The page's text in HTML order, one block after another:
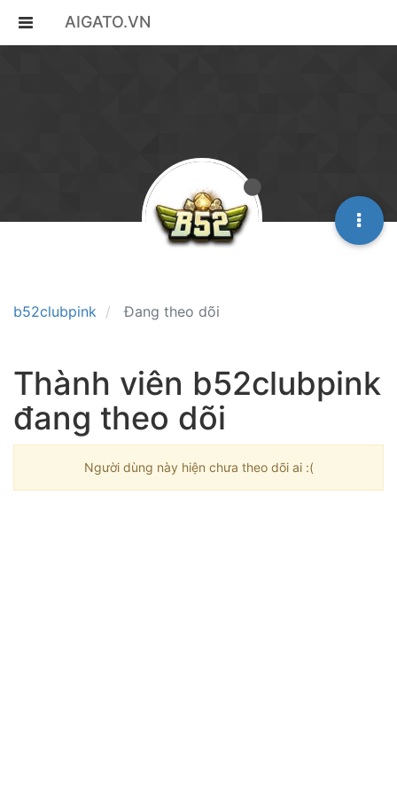
AIGATO.VN
b52clubpink Đang theo dõi
Thành viên b52clubpink
đang theo dõi
Người dùng này hiện chưa theo dõi ai :(